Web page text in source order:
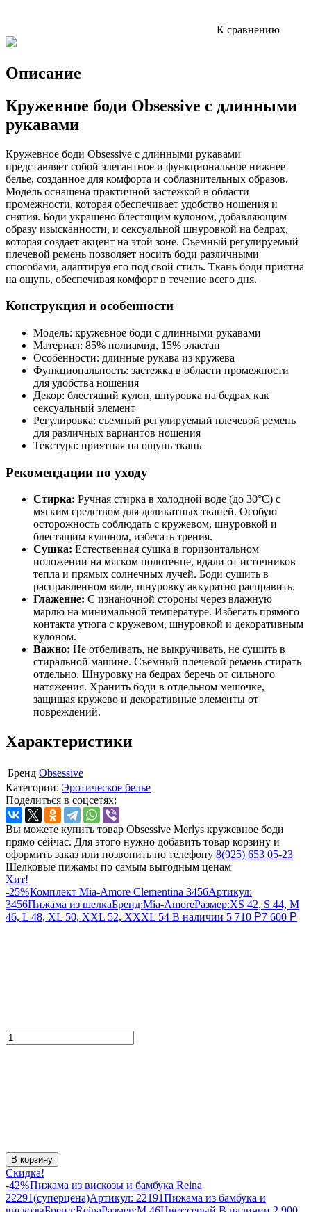
К сравнению
Описание
Кружевное боди Obsessive с длинными
рукавами
Кружевное боди Obsessive с длинными рукавами
представляет собой элегантное и функциональное нижнее
белье, созданное для комфорта и соблазнительных образов.
Модель оснащена практичной застежкой в области
промежности, которая обеспечивает удобство ношения и
снятия. Боди украшено блестящим кулоном, добавляющим
образу изысканности, и сексуальной шнуровкой на бедрах,
которая создает акцент на этой зоне. Съемный регулируемый
плечевой ремень позволяет носить боди различными
способами, адаптируя его под свой стиль. Ткань боди приятна
на ощупь, обеспечивая комфорт в течение всего дня.
Конструкция и особенности
Модель: кружевное боди с длинными рукавами
Материал: 85% полиамид, 15% эластан
Особенности: длинные рукава из кружева
Функциональность: застежка в области промежности
для удобства ношения
Декор: блестящий кулон, шнуровка на бедрах как
сексуальный элемент
Регулировка: съемный регулируемый плечевой ремень
для различных вариантов ношения
Текстура: приятная на ощупь ткань
Рекомендации по уходу
Стирка: Ручная стирка в холодной воде (до 30°C) с
мягким средством для деликатных тканей. Особую
осторожность соблюдать с кружевом, шнуровкой и
блестящим кулоном, избегать трения.
Сушка: Естественная сушка в горизонтальном
положении на мягком полотенце, вдали от источников
тепла и прямых солнечных лучей. Боди сушить в
расправленном виде, шнуровку аккуратно расправить.
Глажение: С изнаночной стороны через влажную
марлю на минимальной температуре. Избегать прямого
контакта утюга с кружевом, шнуровкой и декоративным
кулоном.
Важно: Не отбеливать, не выкручивать, не сушить в
стиральной машине. Съемный плечевой ремень стирать
отдельно. Шнуровку на бедрах беречь от сильного
натяжения. Хранить боди в отдельном мешочке,
защищая кружево и декоративные элементы от
повреждений.
Характеристики
Бренд Obsessive
Категории: Эротическое белье
Поделиться в соцсетях:
Вы можете купить товар Obsessive Merlys кружевное боди
прямо сейчас. Для этого нужно добавить товар корзину и
оформить заказ или позвонить по телефону 8(925) 653 05-23
Шелковые пижамы по самым выгодным ценам
Хит!
-25%Комплект Mia-Amore Clementina 3456Артикул:
3456Пижама из шелкаБренд:Mia-AmoreРазмер:XS 42, S 44, M
46, L 48, XL 50, XXL 52, XXXL 54 В наличии 5 710 Р7 600 Р
В корзину
Скидка!
-42%Пижама из вискозы и бамбука Reina
22291(суперцена)Артикул: 22191Пижама из бамбука и